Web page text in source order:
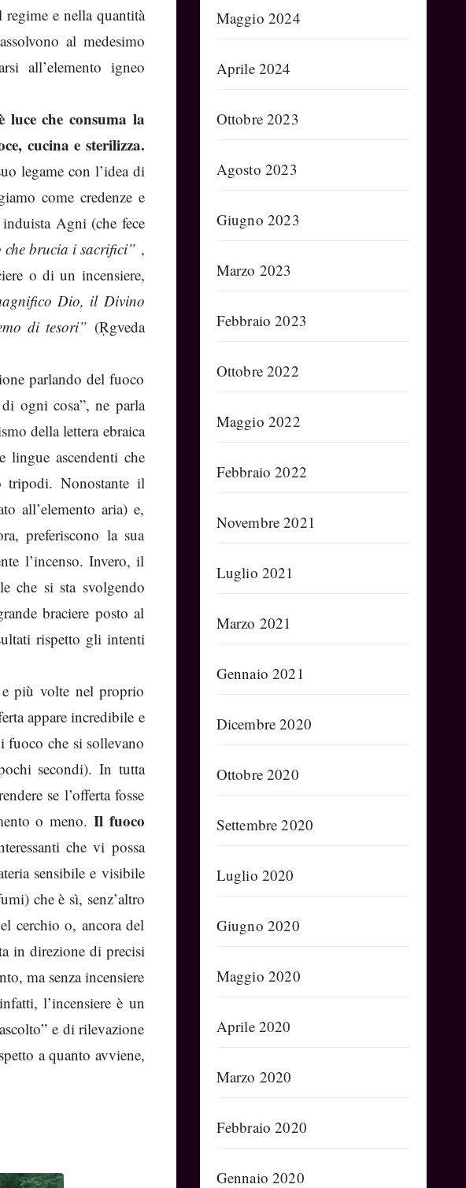
regime e nella quantità
al medesimo
all’elemento igneo
luce che consuma la
cucina e sterilizza.
legame con l’idea di
come credenze e
Agni (che fece
che brucia i sacrifici” ,
o di un incensiere,
Dio, il Divino
di tesori” (Ṛgveda
parlando del fuoco
ogni cosa”, ne parla
della lettera ebraica
ascendenti che
tripodi. Nonostante il
all’elemento aria) e,
preferiscono la sua
l’incenso. Invero, il
che si sta svolgendo
braciere posto al
rispetto gli intenti
e più volte nel proprio
appare incredibile e
fuoco che si sollevano
secondi). In tutta
se l’offerta fosse
o meno. Il fuoco
che vi possa
sensibile e visibile
che è sì, senz’altro
cerchio o, ancora del
in direzione di precisi
ma senza incensiere
l’incensiere è un
e di rilevazione
a quanto avviene,
Maggio 2024
Aprile 2024
Ottobre 2023
Agosto 2023
Giugno 2023
Marzo 2023
Febbraio 2023
Ottobre 2022
Maggio 2022
Febbraio 2022
Novembre 2021
Luglio 2021
Marzo 2021
Gennaio 2021
Dicembre 2020
Ottobre 2020
Settembre 2020
Luglio 2020
Giugno 2020
Maggio 2020
Aprile 2020
Marzo 2020
Febbraio 2020
Gennaio 2020